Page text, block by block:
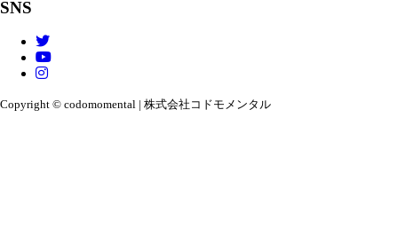
SNS
Copyright © codomomental | 株式会社コドモメンタル